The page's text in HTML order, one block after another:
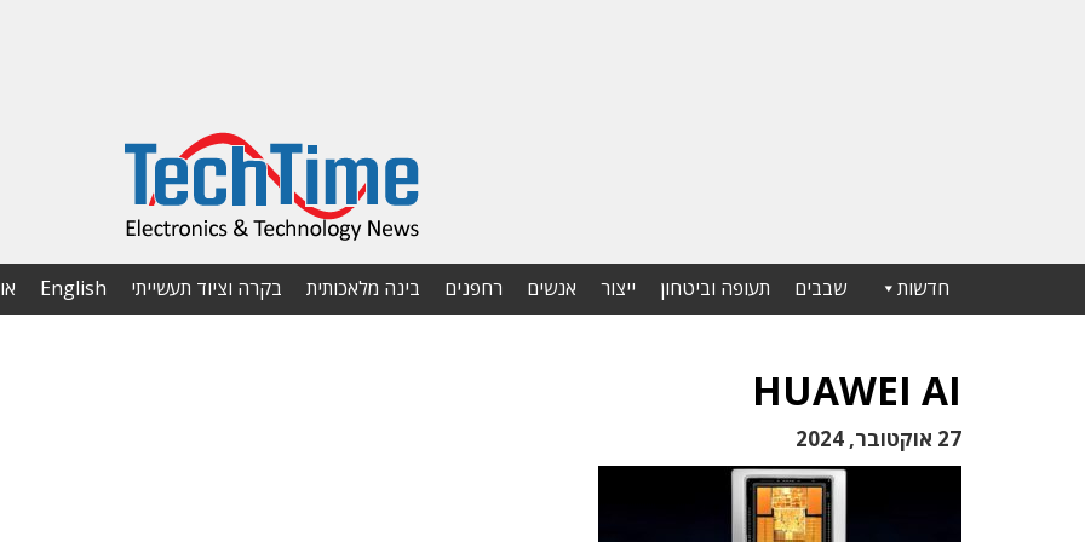
חדשות שבבים תעופה וביטחון ייצור אנשים רחפנים בינה מלאכותית בקרה וציוד תעשייתי English
HUAWEI AI
27 אוקטובר, 2024